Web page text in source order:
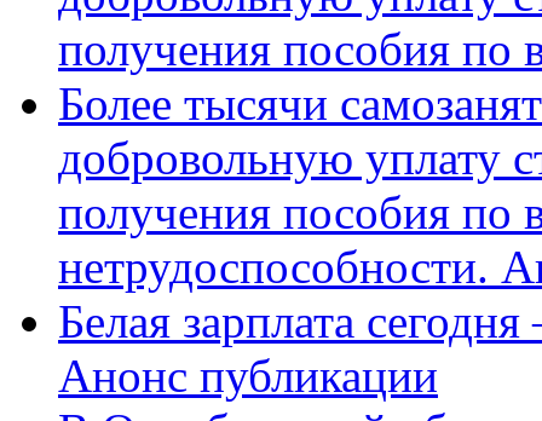
получения пособия по
Более тысячи
добровольную уплату
получения пособия по
нетрудоспособности.
Белая зарплата
Анонс публикации